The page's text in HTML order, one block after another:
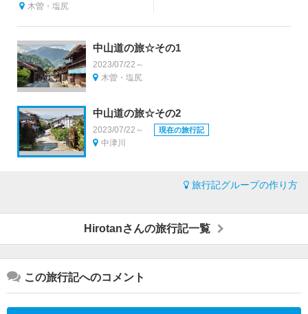
木曽・塩尻
中山道の旅☆その1
2023/07/22～
木曽・塩尻
中山道の旅☆その2
2023/07/22～ 現在の旅行記
中津川
旅行記グループの作り方
Hirotanさんの旅行記一覧
この旅行記へのコメント